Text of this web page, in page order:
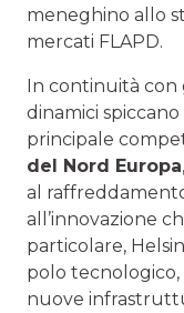
meneghino allo
mercati FLAPD.
In continuità con
dinamici spiccano
principale
del Nord Europa
al
all’innovazione
particolare,
polo tecnologico,
nuove